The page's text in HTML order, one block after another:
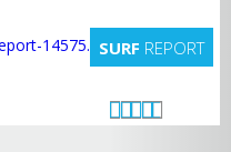
SURF REPORT